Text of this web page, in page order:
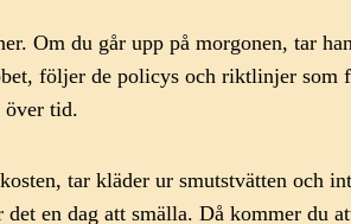
Om du går upp på morgonen, tar
följer de policys och riktlinjer
över tid.
tar kläder ur smutstvätten och
en dag att smälla. Då kommer du